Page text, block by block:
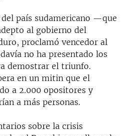
país sudamericano —que
al gobierno del
proclamó vencedor al
no ha presentado los
demostrar el triunfo.
en un mitin que el
a 2.000 opositores y
a más personas.
sobre la crisis